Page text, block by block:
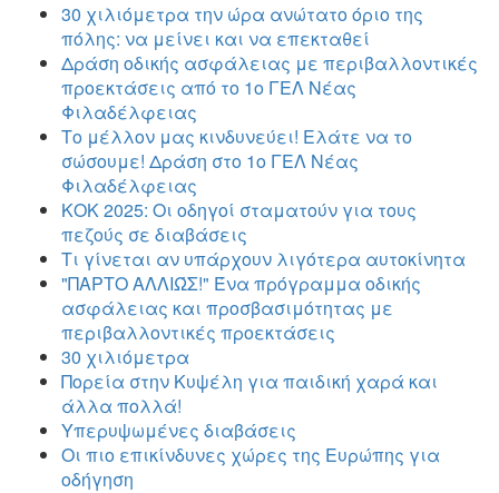
30 χιλιόμετρα την ώρα ανώτατο όριο της
πόλης: να μείνει και να επεκταθεί
Δράση οδικής ασφάλειας με περιβαλλοντικές
προεκτάσεις από το 1ο ΓΕΛ Νέας
Φιλαδέλφειας
Το μέλλον μας κινδυνεύει! Ελάτε να το
σώσουμε! Δράση στο 1ο ΓΕΛ Νέας
Φιλαδέλφειας
ΚΟΚ 2025: Οι οδηγοί σταματούν για τους
πεζούς σε διαβάσεις
Τι γίνεται αν υπάρχουν λιγότερα αυτοκίνητα
"ΠΑΡΤΟ ΑΛΛΙΏΣ!" Ένα πρόγραμμα οδικής
ασφάλειας και προσβασιμότητας με
περιβαλλοντικές προεκτάσεις
30 χιλιόμετρα
Πορεία στην Κυψέλη για παιδική χαρά και
άλλα πολλά!
Υπερυψωμένες διαβάσεις
Οι πιο επικίνδυνες χώρες της Ευρώπης για
οδήγηση